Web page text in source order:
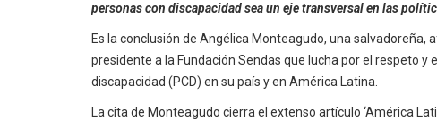
personas con discapacidad sea un eje transversal en las
Es la conclusión de Angélica Monteagudo, una salvadoreña,
presidente a la Fundación Sendas que lucha por el respeto
discapacidad (PCD) en su país y en América Latina.
La cita de Monteagudo cierra el extenso artículo ‘América